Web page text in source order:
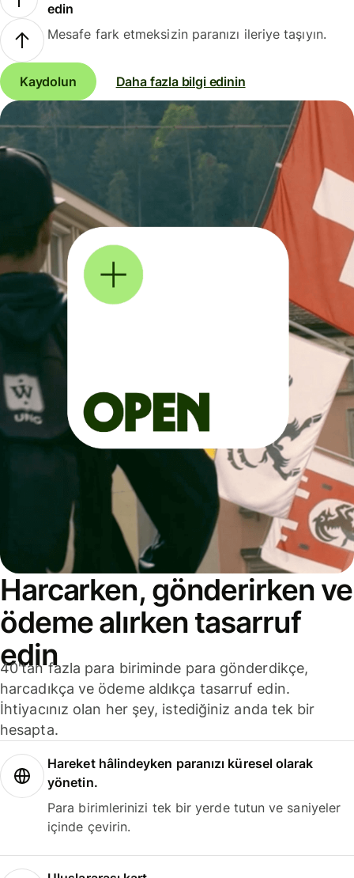
edin
Mesafe fark etmeksizin paranızı ileriye taşıyın.
Kaydolun Daha fazla bilgi edinin
Harcarken, gönderirken ve
ödeme alırken tasarruf
edin
40'tan fazla para biriminde para gönderdikçe,
harcadıkça ve ödeme aldıkça tasarruf edin.
İhtiyacınız olan her şey, istediğiniz anda tek bir
hesapta.
Hareket hâlindeyken paranızı küresel olarak
yönetin.
Para birimlerinizi tek bir yerde tutun ve saniyeler
içinde çevirin.